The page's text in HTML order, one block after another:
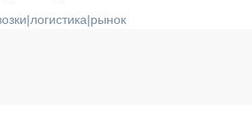
|логистика|рынок